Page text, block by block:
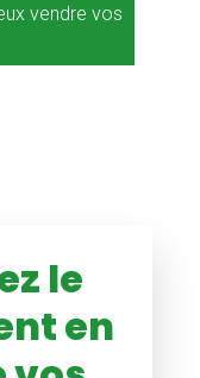
vendre vos
le
en